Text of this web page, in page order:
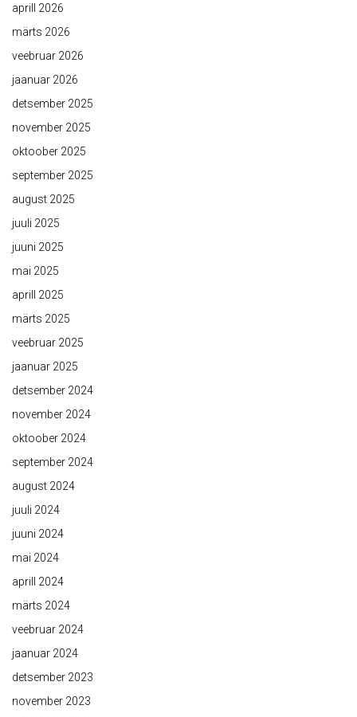
aprill 2026
märts 2026
veebruar 2026
jaanuar 2026
detsember 2025
november 2025
oktoober 2025
september 2025
august 2025
juuli 2025
juuni 2025
mai 2025
aprill 2025
märts 2025
veebruar 2025
jaanuar 2025
detsember 2024
november 2024
oktoober 2024
september 2024
august 2024
juuli 2024
juuni 2024
mai 2024
aprill 2024
märts 2024
veebruar 2024
jaanuar 2024
detsember 2023
november 2023